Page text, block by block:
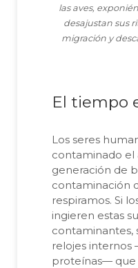
las aves,
desajustan sus
migración y
El tiempo
Los seres
contaminado el
generación de
contaminación
respiramos. Si
ingieren estas
contaminantes,
relojes
proteínas— que